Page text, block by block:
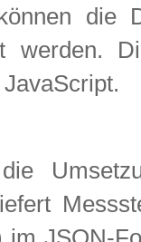
die
werden.